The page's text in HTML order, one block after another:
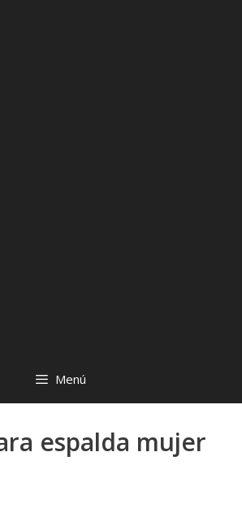
Menú
espalda mujer